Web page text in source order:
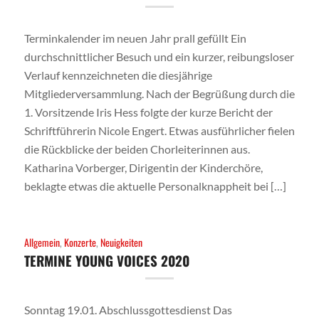
Terminkalender im neuen Jahr prall gefüllt Ein
durchschnittlicher Besuch und ein kurzer, reibungsloser
Verlauf kennzeichneten die diesjährige
Mitgliederversammlung. Nach der Begrüßung durch die
1. Vorsitzende Iris Hess folgte der kurze Bericht der
Schriftführerin Nicole Engert. Etwas ausführlicher fielen
die Rückblicke der beiden Chorleiterinnen aus.
Katharina Vorberger, Dirigentin der Kinderchöre,
beklagte etwas die aktuelle Personalknappheit bei […]
Allgemein,Konzerte,Neuigkeiten
TERMINE YOUNG VOICES 2020
Sonntag 19.01. Abschlussgottesdienst Das